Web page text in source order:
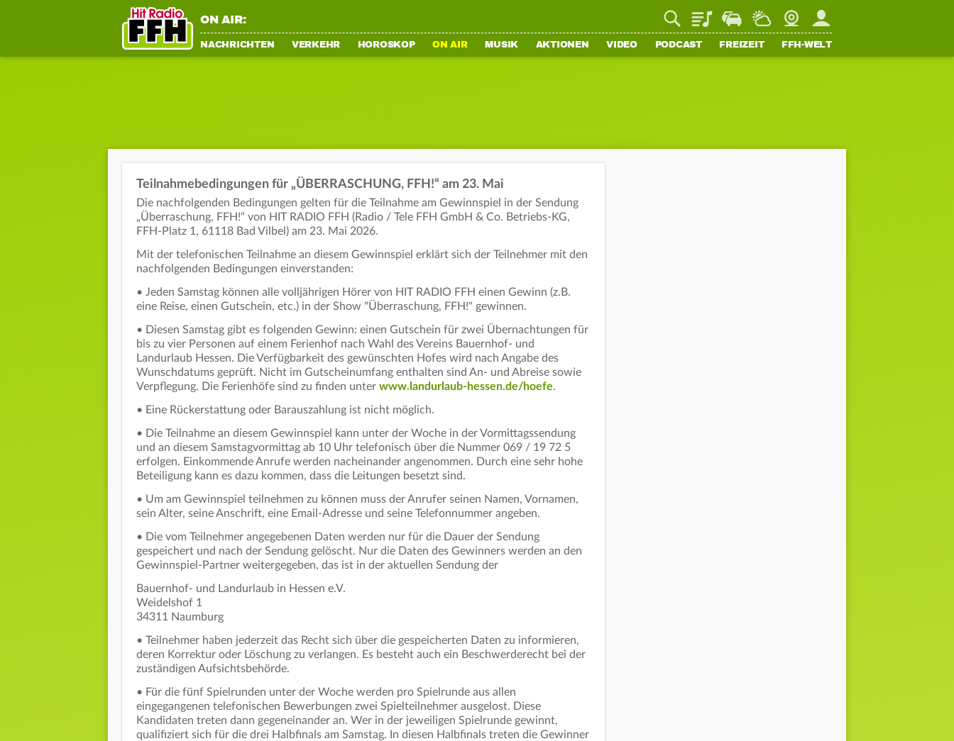
ON AIR: PlaylistStaupilotWetterWebcamMein FFH
NACHRICHTEN VERKEHR HOROSKOP ON AIR MUSIK AKTIONEN VIDEO PODCAST FREIZEIT FFH-WELT
Teilnahmebedingungen für „ÜBERRASCHUNG, FFH!“ am 23. Mai
Die nachfolgenden Bedingungen gelten für die Teilnahme am Gewinnspiel in der Sendung
„Überraschung, FFH!“ von HIT RADIO FFH (Radio / Tele FFH GmbH & Co. Betriebs-KG,
FFH-Platz 1, 61118 Bad Vilbel) am 23. Mai 2026.
Mit der telefonischen Teilnahme an diesem Gewinnspiel erklärt sich der Teilnehmer mit den
nachfolgenden Bedingungen einverstanden:
• Jeden Samstag können alle volljährigen Hörer von HIT RADIO FFH einen Gewinn (z.B.
eine Reise, einen Gutschein, etc.) in der Show "Überraschung, FFH!" gewinnen.
• Diesen Samstag gibt es folgenden Gewinn: einen Gutschein für zwei Übernachtungen für
bis zu vier Personen auf einem Ferienhof nach Wahl des Vereins Bauernhof- und
Landurlaub Hessen. Die Verfügbarkeit des gewünschten Hofes wird nach Angabe des
Wunschdatums geprüft. Nicht im Gutscheinumfang enthalten sind An- und Abreise sowie
Verpflegung. Die Ferienhöfe sind zu finden unter www.landurlaub-hessen.de/hoefe.
• Eine Rückerstattung oder Barauszahlung ist nicht möglich.
• Die Teilnahme an diesem Gewinnspiel kann unter der Woche in der Vormittagssendung
und an diesem Samstagvormittag ab 10 Uhr telefonisch über die Nummer 069 / 19 72 5
erfolgen. Einkommende Anrufe werden nacheinander angenommen. Durch eine sehr hohe
Beteiligung kann es dazu kommen, dass die Leitungen besetzt sind.
• Um am Gewinnspiel teilnehmen zu können muss der Anrufer seinen Namen, Vornamen,
sein Alter, seine Anschrift, eine Email-Adresse und seine Telefonnummer angeben.
• Die vom Teilnehmer angegebenen Daten werden nur für die Dauer der Sendung
gespeichert und nach der Sendung gelöscht. Nur die Daten des Gewinners werden an den
Gewinnspiel-Partner weitergegeben, das ist in der aktuellen Sendung der
Bauernhof- und Landurlaub in Hessen e.V.
Weidelshof 1
34311 Naumburg
• Teilnehmer haben jederzeit das Recht sich über die gespeicherten Daten zu informieren,
deren Korrektur oder Löschung zu verlangen. Es besteht auch ein Beschwerderecht bei der
zuständigen Aufsichtsbehörde.
• Für die fünf Spielrunden unter der Woche werden pro Spielrunde aus allen
eingegangenen telefonischen Bewerbungen zwei Spielteilnehmer ausgelost. Diese
Kandidaten treten dann gegeneinander an. Wer in der jeweiligen Spielrunde gewinnt,
qualifiziert sich für die drei Halbfinals am Samstag. In diesen Halbfinals treten die Gewinner